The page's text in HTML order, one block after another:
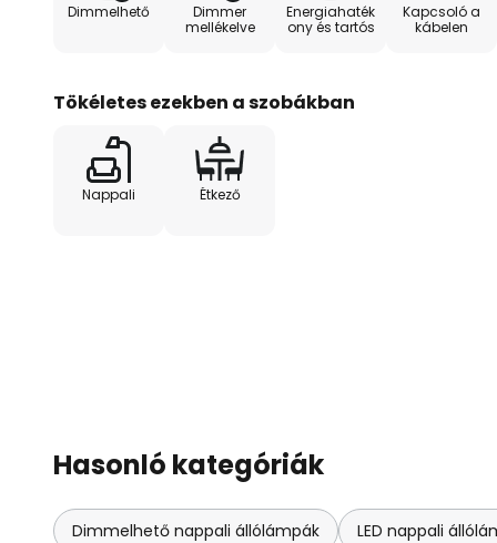
Dimmelhető
Dimmer
mellékelve
Energiahaték
ony és tartós
Kapcsoló a
kábelen
Tökéletes ezekben a szobákban
Nappali Étkező
Hasonló kategóriák
Dimmelhető nappali állólámpák LED nappali